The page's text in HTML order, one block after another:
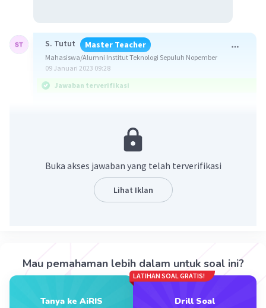
S. Tutut Master Teacher
Mahasiswa/Alumni Institut Teknologi Sepuluh Nopember
09 Januari 2023 09:28
Jawaban terverifikasi
skala nonius = 35 mm
digunakan untuk mengukur benda-benda
berukuran kecil/tipis, atau yang berbentuk pelat
dengan tingkat presisi yang cukup tinggi.
Buka akses jawaban yang telah terverifikasi
Lihat Iklan
Mau pemahaman lebih dalam untuk soal ini?
Tanya ke AiRIS
LATIHAN SOAL GRATIS!
Drill Soal